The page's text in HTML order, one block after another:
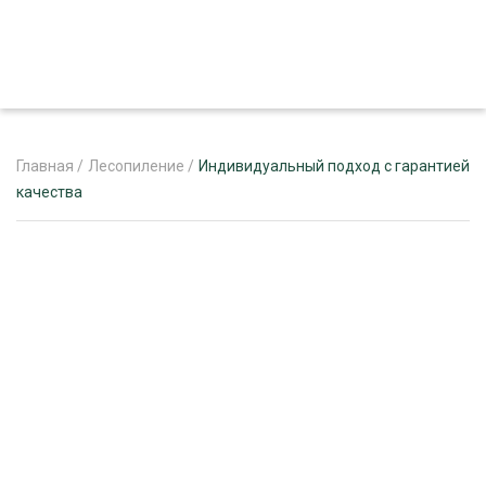
Главная / Лесопиление / Индивидуальный подход с гарантией
качества